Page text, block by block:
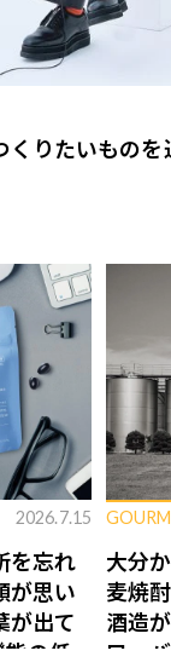
くりたいもの
2026.7.15
を忘れ
が思い
が出て
の低
大分
麦焼
酒造
ロー